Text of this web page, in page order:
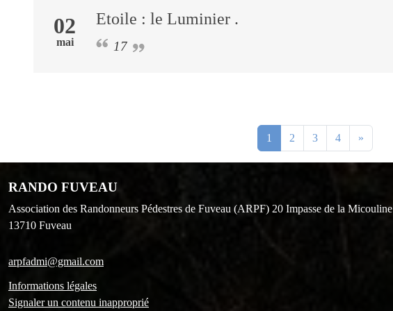
02
mai
Etoile : le Luminier .
17
1 2 3 4 »
RANDO FUVEAU
Association des Randonneurs Pédestres de Fuveau (ARPF) 20 Impasse de la Micouline
13710 Fuveau
arpfadmi@gmail.com
Informations légales
Signaler un contenu inapproprié